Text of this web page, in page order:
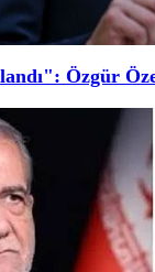
Özgür